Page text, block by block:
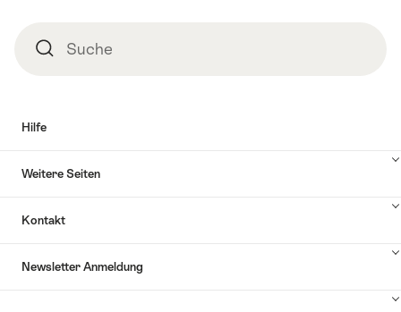
SucheSuche
Hilfe
Inhalte
Weitere Seiten
Inhalte
anzuzeigen
Kontakt
Inhalte
Newsletter Anmeldung